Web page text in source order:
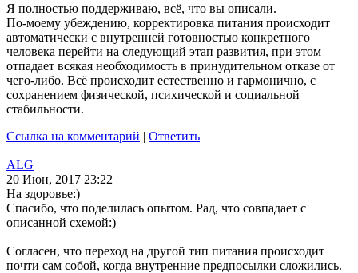
Я полностью поддерживаю, всё, что вы описали.
По-моему убеждению, корректировка питания происходит
автоматически с внутренней готовностью конкретного
человека перейти на следующий этап развития, при этом
отпадает всякая необходимость в принудительном отказе от
чего-либо. Всё происходит естественно и гармонично, с
сохранением физической, психической и социальной
стабильности.
Ссылка на комментарий | Ответить
ALG
20 Июн, 2017 23:22
На здоровье:)
Спасибо, что поделилась опытом. Рад, что совпадает с
описанной схемой:)
Согласен, что переход на другой тип питания происходит
почти сам собой, когда внутренние предпосылки сложились.